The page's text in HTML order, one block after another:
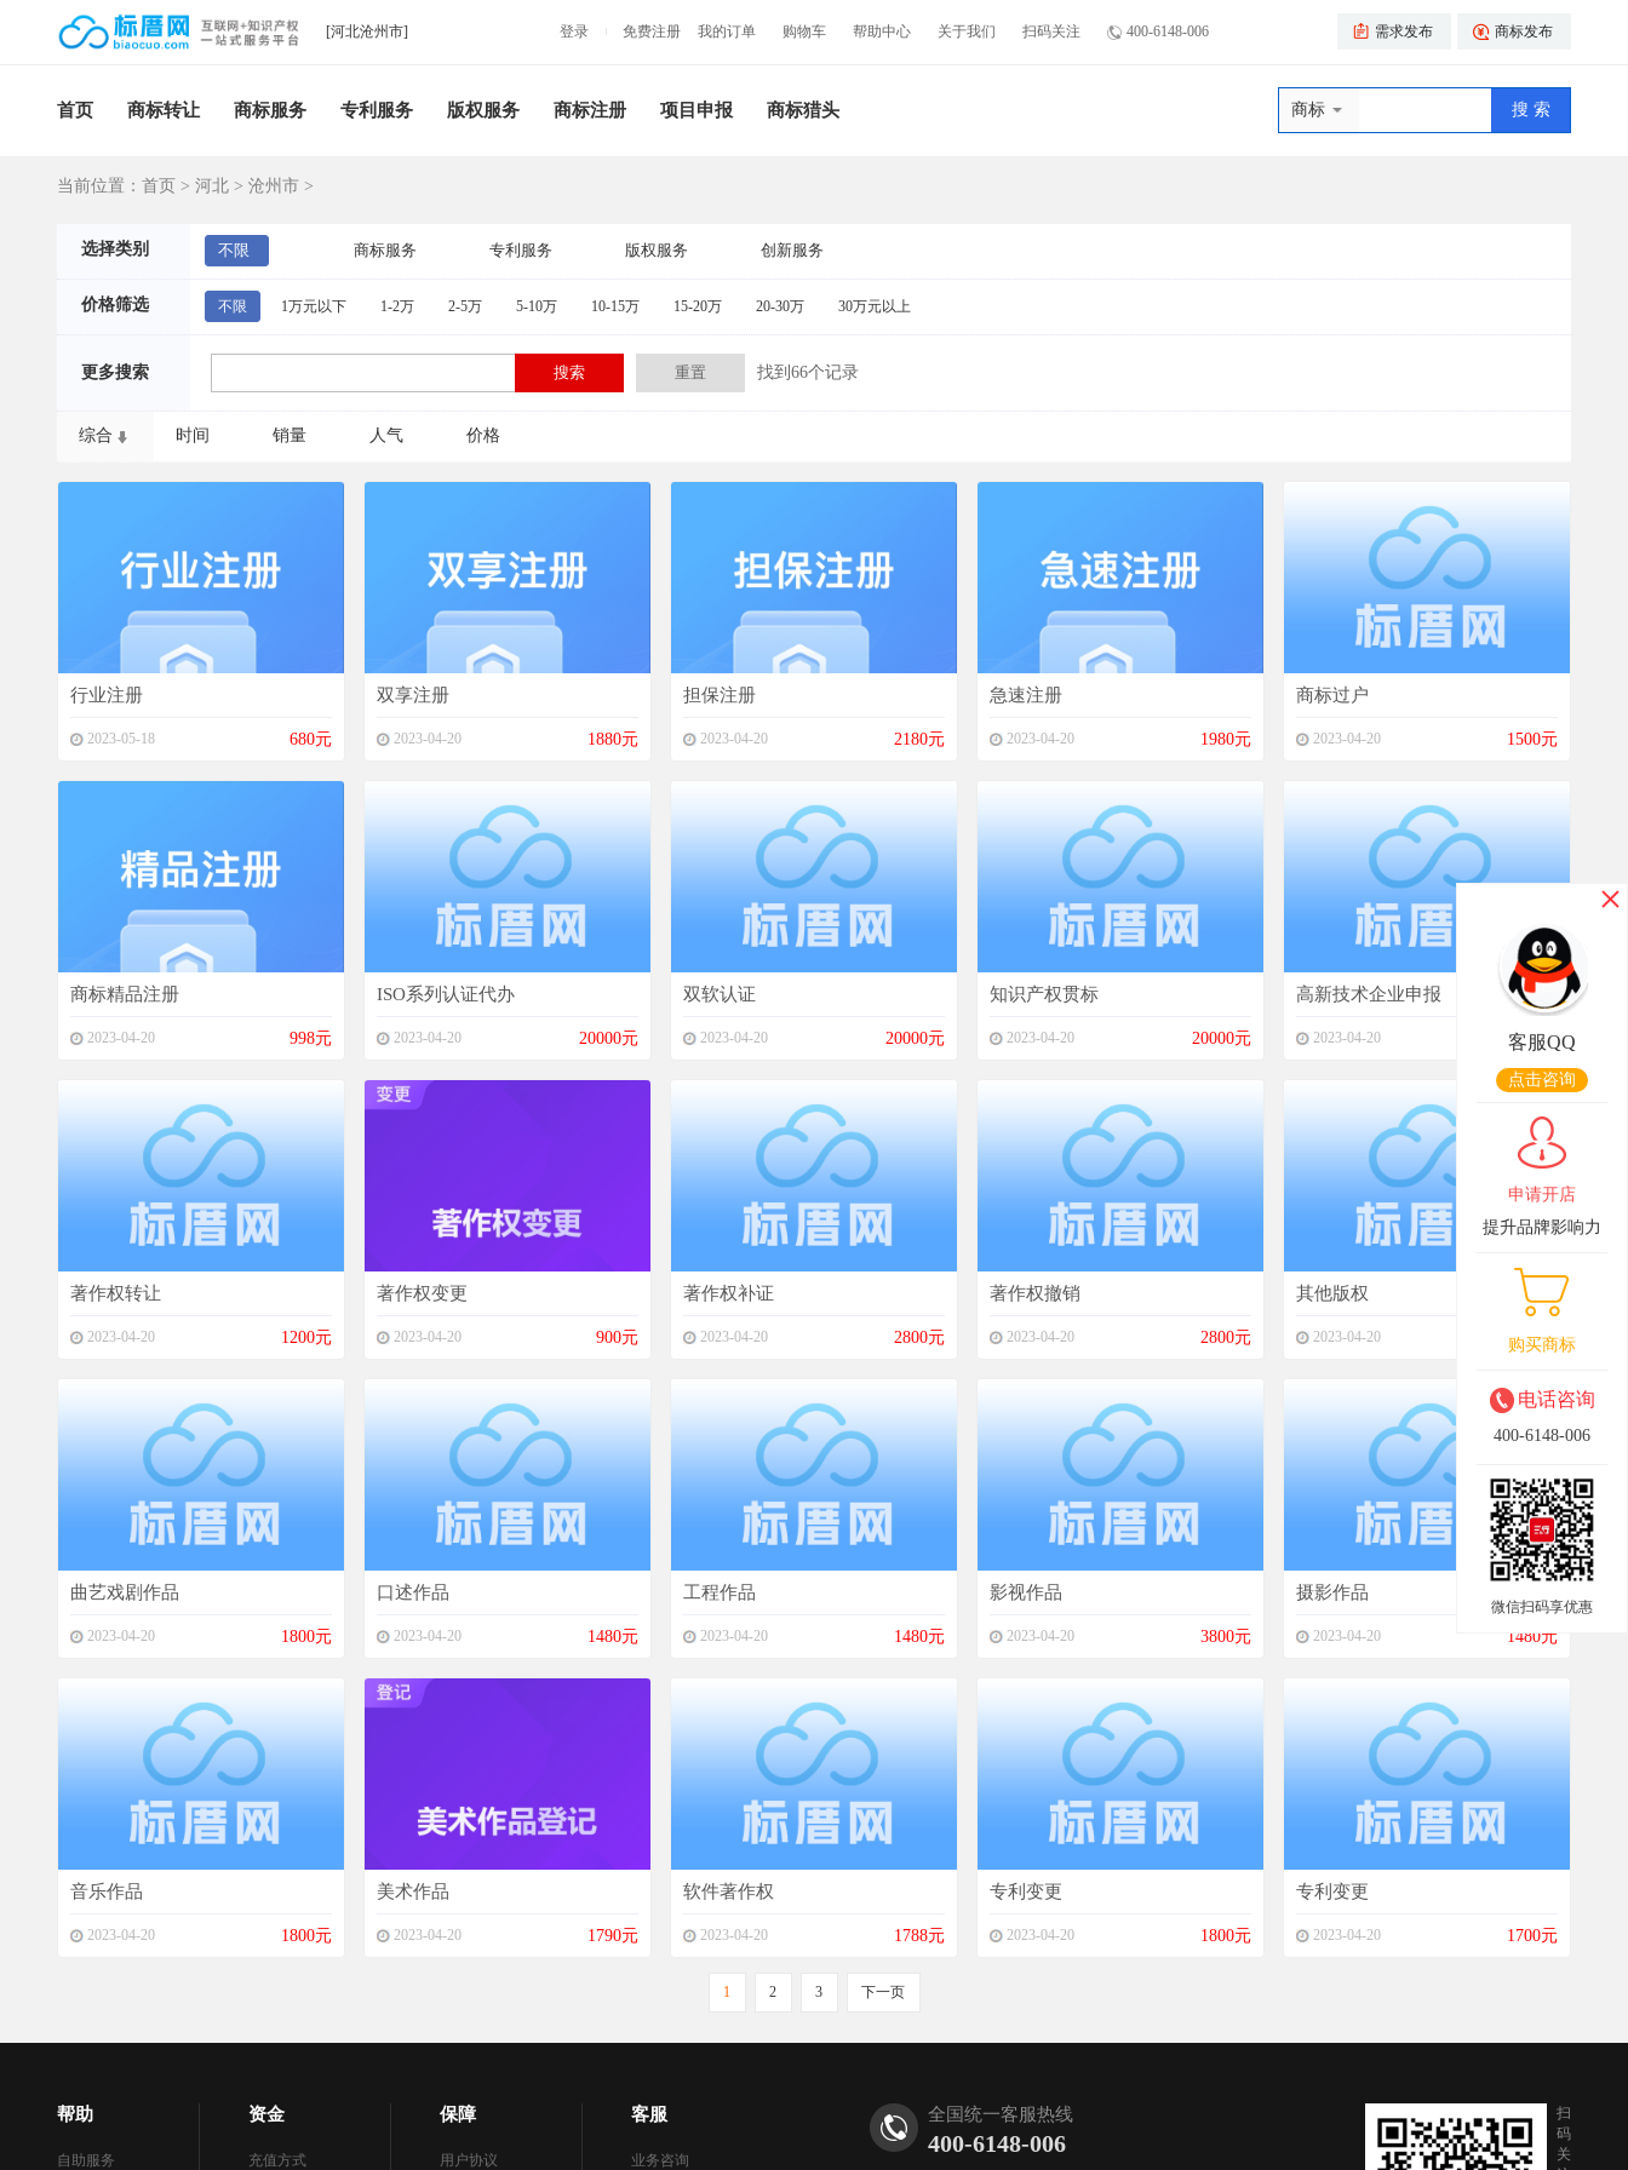
[河北沧州市] 需求发布 商标发布
400-6148-006
我的订单 购物车 帮助中心 关于我们 扫码关注
登录 免费注册
首页 商标转让 商标服务 专利服务 版权服务 商标注册 项目申报 商标猎头 商标
当前位置： 首页 > 河北 > 沧州市 >
选择类别 不限 商标服务 专利服务 版权服务 创新服务
价格筛选 不限 1万元以下 1-2万 2-5万 5-10万 10-15万 15-20万 20-30万 30万元以上
更多搜索 找到66个记录
综合 时间 销量 人气 价格
行业注册
2023-05-18 680元
双享注册
2023-04-20 1880元
担保注册
2023-04-20 2180元
急速注册
2023-04-20 1980元
商标过户
2023-04-20 1500元
商标精品注册
2023-04-20 998元
ISO系列认证代办
2023-04-20 20000元
双软认证
2023-04-20 20000元
知识产权贯标
2023-04-20 20000元
高新技术企业申报
2023-04-20 20000元
著作权转让
2023-04-20 1200元
著作权变更
2023-04-20 900元
著作权补证
2023-04-20 2800元
著作权撤销
2023-04-20 2800元
其他版权
2023-04-20 3500元
曲艺戏剧作品
2023-04-20 1800元
口述作品
2023-04-20 1480元
工程作品
2023-04-20 1480元
影视作品
2023-04-20 3800元
摄影作品
2023-04-20 1480元
音乐作品
2023-04-20 1800元
美术作品
2023-04-20 1790元
软件著作权
2023-04-20 1788元
专利变更
2023-04-20 1800元
专利变更
2023-04-20 1700元
1 2 3 下一页
帮助
自助服务
资金
充值方式
保障
用户协议
客服
业务咨询
全国统一客服热线
400-6148-006
扫
码
关
客服QQ
点击咨询
申请开店
提升品牌影响力
购买商标
电话咨询
400-6148-006
微信扫码享优惠